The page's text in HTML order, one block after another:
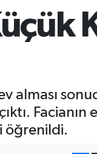
alması
Facianın
öğrenildi.